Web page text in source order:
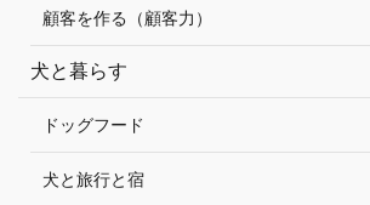
顧客を作る（顧客力）
犬と暮らす
ドッグフード
犬と旅行と宿